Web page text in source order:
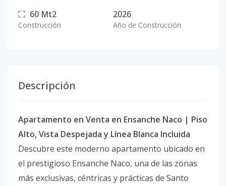
60 Mt2
Construcción
2026
Año de Construcción
Descripción
Apartamento en Venta en Ensanche Naco | Piso
Alto, Vista Despejada y Línea Blanca Incluida
Descubre este moderno apartamento ubicado en
el prestigioso Ensanche Naco, una de las zonas
más exclusivas, céntricas y prácticas de Santo